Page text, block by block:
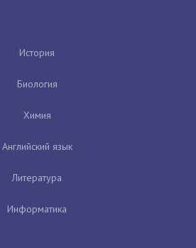
История
Биология
Химия
Английский язык
Литература
Информатика